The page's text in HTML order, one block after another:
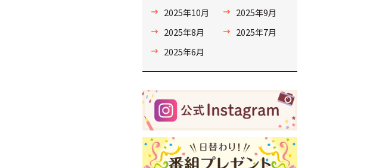
2025年10月
2025年9月
2025年8月
2025年7月
2025年6月